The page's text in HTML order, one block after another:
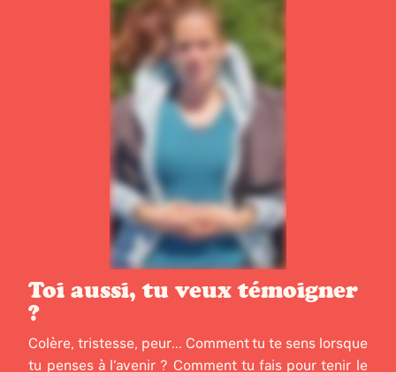
Toi aussi, tu veux témoigner
?
Colère, tristesse, peur... Comment tu te sens lorsque
tu penses à l’avenir ? Comment tu fais pour tenir le